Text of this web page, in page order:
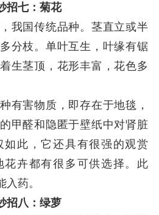
招七：菊花
我国传统品种。茎直立或半
分枝。单叶互生，叶缘有锯
生茎顶，花形丰富，花色多
有害物质，即存在于地毯，
甲醛和隐匿于壁纸中对肾脏
此，它还具有很强的观赏
花卉都有很多可供选择。此
药。
招八：绿萝